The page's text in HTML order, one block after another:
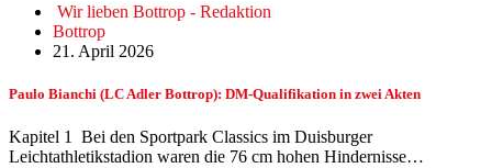
Wir lieben Bottrop - Redaktion
Bottrop
21. April 2026
Paulo Bianchi (LC Adler Bottrop): DM-Qualifikation in zwei Akten
Kapitel 1 Bei den Sportpark Classics im Duisburger
Leichtathletikstadion waren die 76 cm hohen Hindernisse…